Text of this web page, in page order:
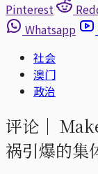
Pinterest
Whatsapp
社会
澳门
政治
评论｜
祸引爆的集